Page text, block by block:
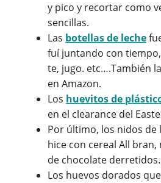
y pico y recortar como
sencillas.
Las botellas de leche
fuí juntando con
te, jugo. etc….También
en Amazon.
Los huevitos de
en el clearance del
Por último, los nidos de
hice con cereal All
de chocolate derretidos.
Los huevos dorados